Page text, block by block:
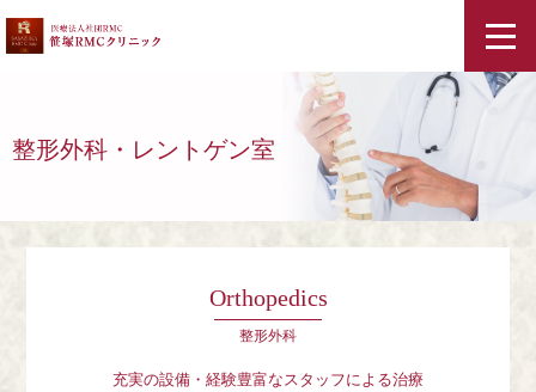
整形外科・レントゲン室
Orthopedics
整形外科
充実の設備・経験豊富なスタッフによる治療
クリニック紹介・アクセス